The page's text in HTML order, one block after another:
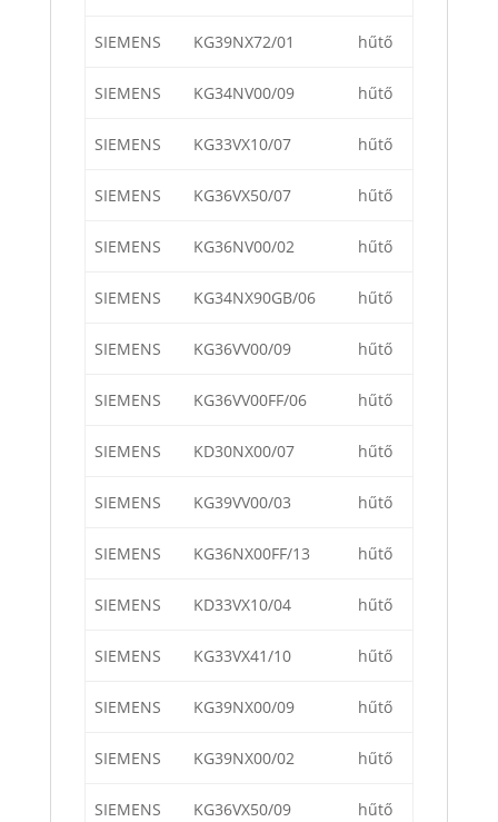
SIEMENS KG39NX72/01 hűtő
SIEMENS KG34NV00/09 hűtő
SIEMENS KG33VX10/07 hűtő
SIEMENS KG36VX50/07 hűtő
SIEMENS KG36NV00/02 hűtő
SIEMENS KG34NX90GB/06 hűtő
SIEMENS KG36VV00/09 hűtő
SIEMENS KG36VV00FF/06 hűtő
SIEMENS KD30NX00/07 hűtő
SIEMENS KG39VV00/03 hűtő
SIEMENS KG36NX00FF/13 hűtő
SIEMENS KD33VX10/04 hűtő
SIEMENS KG33VX41/10 hűtő
SIEMENS KG39NX00/09 hűtő
SIEMENS KG39NX00/02 hűtő
SIEMENS KG36VX50/09 hűtő